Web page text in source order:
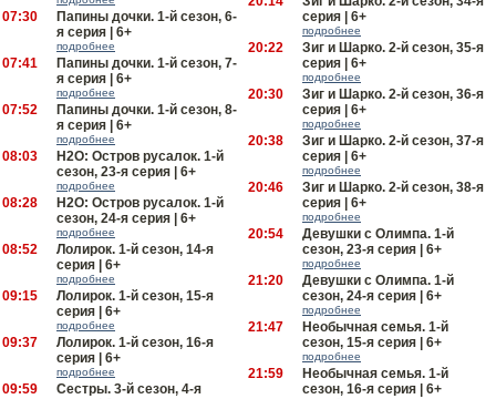
07:30
Папины дочки. 1-й сезон, 6-
я серия | 6+
подробнее
07:41
Папины дочки. 1-й сезон, 7-
я серия | 6+
подробнее
07:52
Папины дочки. 1-й сезон, 8-
я серия | 6+
подробнее
08:03
H2O: Остров русалок. 1-й
сезон, 23-я серия | 6+
подробнее
08:28
H2O: Остров русалок. 1-й
сезон, 24-я серия | 6+
подробнее
08:52
Лолирок. 1-й сезон, 14-я
серия | 6+
подробнее
09:15
Лолирок. 1-й сезон, 15-я
серия | 6+
подробнее
09:37
Лолирок. 1-й сезон, 16-я
серия | 6+
подробнее
09:59
Сестры. 3-й сезон, 4-я
серия | 6+
подробнее
20:22
Зиг и Шарко. 2-й сезон, 35-я
серия | 6+
подробнее
20:30
Зиг и Шарко. 2-й сезон, 36-я
серия | 6+
подробнее
20:38
Зиг и Шарко. 2-й сезон, 37-я
серия | 6+
подробнее
20:46
Зиг и Шарко. 2-й сезон, 38-я
серия | 6+
подробнее
20:54
Девушки с Олимпа. 1-й
сезон, 23-я серия | 6+
подробнее
21:20
Девушки с Олимпа. 1-й
сезон, 24-я серия | 6+
подробнее
21:47
Необычная семья. 1-й
сезон, 15-я серия | 6+
подробнее
21:59
Необычная семья. 1-й
сезон, 16-я серия | 6+